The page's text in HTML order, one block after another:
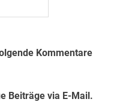
Kommentare
Beiträge via E-Mail.